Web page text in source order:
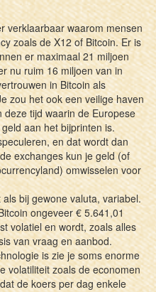
verklaarbaar waarom mensen
zoals de X12 of Bitcoin. Er is
er maximaal 21 miljoen
nu ruim 16 miljoen van in
in Bitcoin als
zou het ook een veilige haven
tijd waarin de Europese
aan het bijprinten is.
en dat wordt dan
exchanges kun je geld (of
omwisselen voor
bij gewone valuta, variabel.
ongeveer € 5.641,01
volatiel en wordt, zoals alles
van vraag en aanbod.
is zie je soms enorme
volatiliteit zoals de economen
de koers per dag enkele